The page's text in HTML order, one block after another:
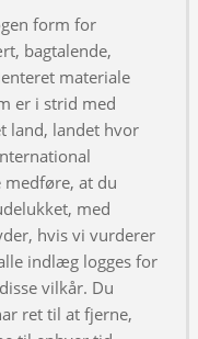
form for
bagtalende,
materiale
er i strid med
land, landet hvor
medføre, at du
med
hvis vi vurderer
indlæg logges for
vilkår. Du
ret til at fjerne,